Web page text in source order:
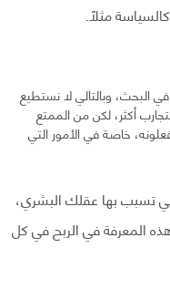
مثلًا.
البحث، وبالتالي لا نستطيع
أكثر، لكن من الممتع
خاصة في الأمور التي
تسبب بها عقلك البشري،
المعرفة في الربح في كل